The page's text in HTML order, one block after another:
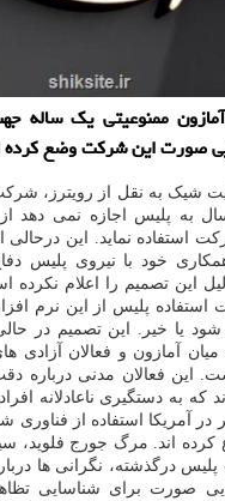
ممنوعیتی یك ساله
صورت این شركت وضع
شیک به نقل از رویترز، شرکت
به پلیس اجازه نمی دهد از
استفاده نماید. این
خود با نیروی پلیس
این تصمیم را اعلام
استفاده پلیس از این نرم
شود یا خیر. این تصمیم در
۲ ساله میان آمازون و فعالان
این فعالان مدنی درباره
که به دستگیری ناعادلانه
در آمریکا استفاده از
کرده اند. مرگ جورج فلوید،
درگذشته، نگرانی ها درباره
صورت برای شناسایی